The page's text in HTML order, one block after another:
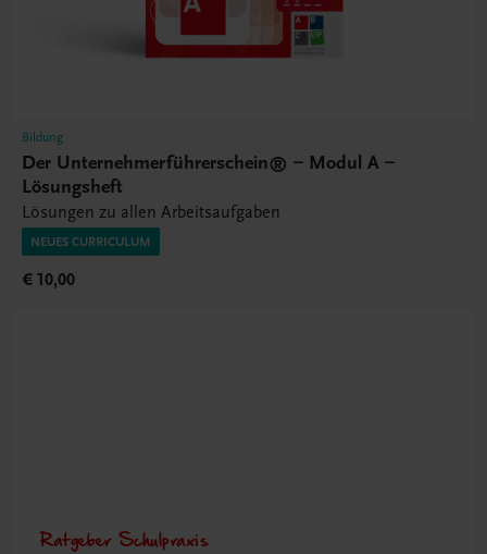
Bildung
Der Unternehmerführerschein® – Modul A –
Lösungsheft
Lösungen zu allen Arbeitsaufgaben
NEUES CURRICULUM
€ 10,00
Ratgeber Schulpraxis